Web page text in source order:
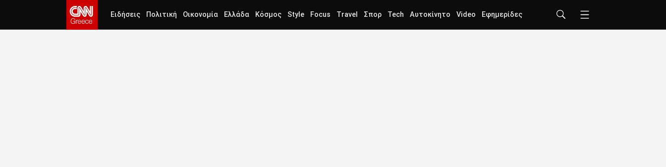
Ειδήσεις Πολιτική Οικονομία Ελλάδα Κόσμος Style Focus Travel Σπορ Tech Αυτοκίνητο Video Εφημερίδες